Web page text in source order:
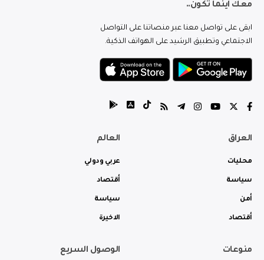
معك اينما تكون..
ابقى على تواصل معنا عبر منصاتنا على التواصل
الاجتماعي وتطبيق الرشيد على الهواتف الذكية.
العراق
محليات
سياسة
أمن
أقتصاد
العالم
عربي ودولي
أقتصاد
سياسة
الاخيرة
منوعات الوصول السريع